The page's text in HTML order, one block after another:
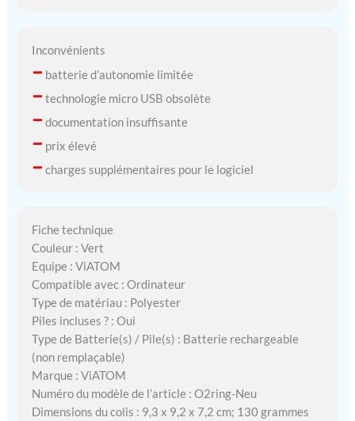
Inconvénients
– batterie d’autonomie limitée
– technologie micro USB obsolète
– documentation insuffisante
– prix élevé
– charges supplémentaires pour le logiciel
Fiche technique
Couleur : Vert
Equipe : ViATOM
Compatible avec : Ordinateur
Type de matériau : Polyester
Piles incluses ? : Oui
Type de Batterie(s) / Pile(s) : Batterie rechargeable
(non remplaçable)
Marque : ViATOM
Numéro du modèle de l’article : O2ring-Neu
Dimensions du colis : 9,3 x 9,2 x 7,2 cm; 130 grammes